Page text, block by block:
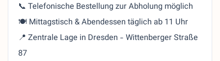
📞 Telefonische Bestellung zur Abholung möglich
🍽️ Mittagstisch & Abendessen täglich ab 11 Uhr
📍 Zentrale Lage in Dresden - Wittenberger Straße
87